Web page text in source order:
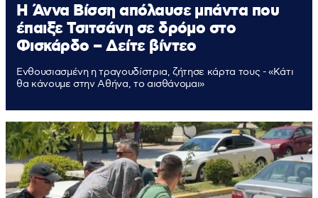
Η Άννα Βίσση απόλαυσε μπάντα που
έπαιξε Τσιτσάνη σε δρόμο στο
Φισκάρδο – Δείτε βίντεο
Ενθουσιασμένη η τραγουδίστρια, ζήτησε κάρτα τους - «Κάτι
θα κάνουμε στην Αθήνα, το αισθάνομαι»